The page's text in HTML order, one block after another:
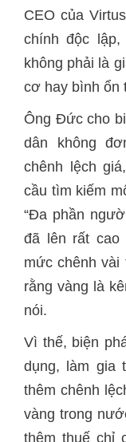
CEO của
chính độc
không phải là
cơ hay bình ổn
Ông Đức cho
dân không
chênh lệch
cầu tìm kiếm
“Đa phần
đã lên rất cao
mức chênh
rằng vàng là
nói.
Vì thế, biện
dụng, làm gia
thêm chênh
vàng trong
thêm thuế chỉ